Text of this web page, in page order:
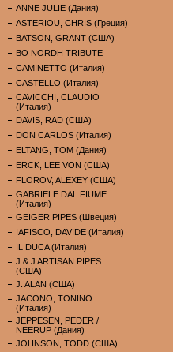
ANNE JULIE (Дания)
ASTERIOU, CHRIS (Греция)
BATSON, GRANT (США)
BO NORDH TRIBUTE
CAMINETTO (Италия)
CASTELLO (Италия)
CAVICCHI, CLAUDIO
(Италия)
DAVIS, RAD (США)
DON CARLOS (Италия)
ELTANG, TOM (Дания)
ERCK, LEE VON (США)
FLOROV, ALEXEY (США)
GABRIELE DAL FIUME
(Италия)
GEIGER PIPES (Швеция)
IAFISCO, DAVIDE (Италия)
IL DUCA (Италия)
J & J ARTISAN PIPES
(США)
J. ALAN (США)
JACONO, TONINO
(Италия)
JEPPESEN, PEDER /
NEERUP (Дания)
JOHNSON, TODD (США)